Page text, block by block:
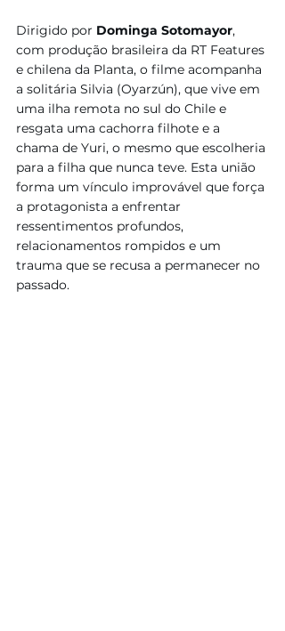
Dirigido por Dominga Sotomayor,
com produção brasileira da RT Features
e chilena da Planta, o filme acompanha
a solitária Silvia (Oyarzún), que vive em
uma ilha remota no sul do Chile e
resgata uma cachorra filhote e a
chama de Yuri, o mesmo que escolheria
para a filha que nunca teve. Esta união
forma um vínculo improvável que força
a protagonista a enfrentar
ressentimentos profundos,
relacionamentos rompidos e um
trauma que se recusa a permanecer no
passado.